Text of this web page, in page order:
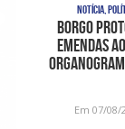
NOTÍCIA,
Borgo
emendas
apont
Em 07/08/